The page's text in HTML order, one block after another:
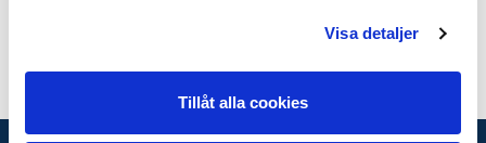
Visa detaljer
Tillåt alla cookies